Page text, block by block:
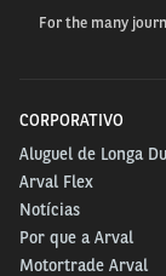
crianças e
trabalho.
Estamos em
ambiental,
For the many
CORPORATIVO
Aluguel de Longa
Arval Flex
Notícias
Por que a Arval
Motortrade Arval